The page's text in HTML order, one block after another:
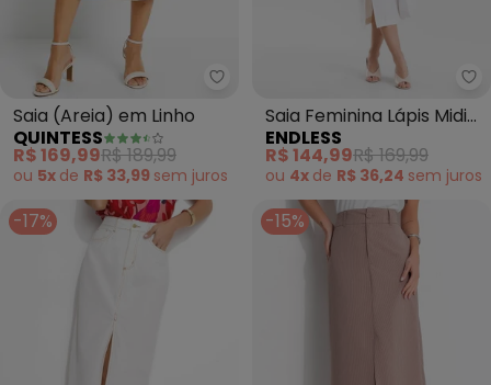
Quintess - Saia (Areia) em Linho
Saia (Areia) em Linho
QUINTESS
R$ 169,99R$ 189,99
ou 5x de R$ 33,99 sem juros
Saia Feminina Lápis Midi
Alfaiataria (Bege)
ENDLESS
R$ 144,99R$ 169,99
ou 4x de R$ 36,24 sem juros
-17% -15%